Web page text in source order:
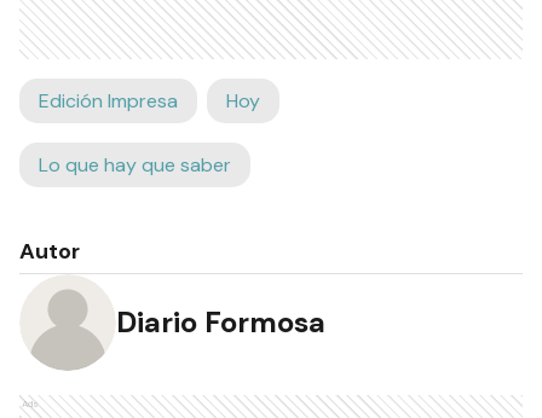
Edición Impresa Hoy
Lo que hay que saber
Autor
Diario Formosa
Ads